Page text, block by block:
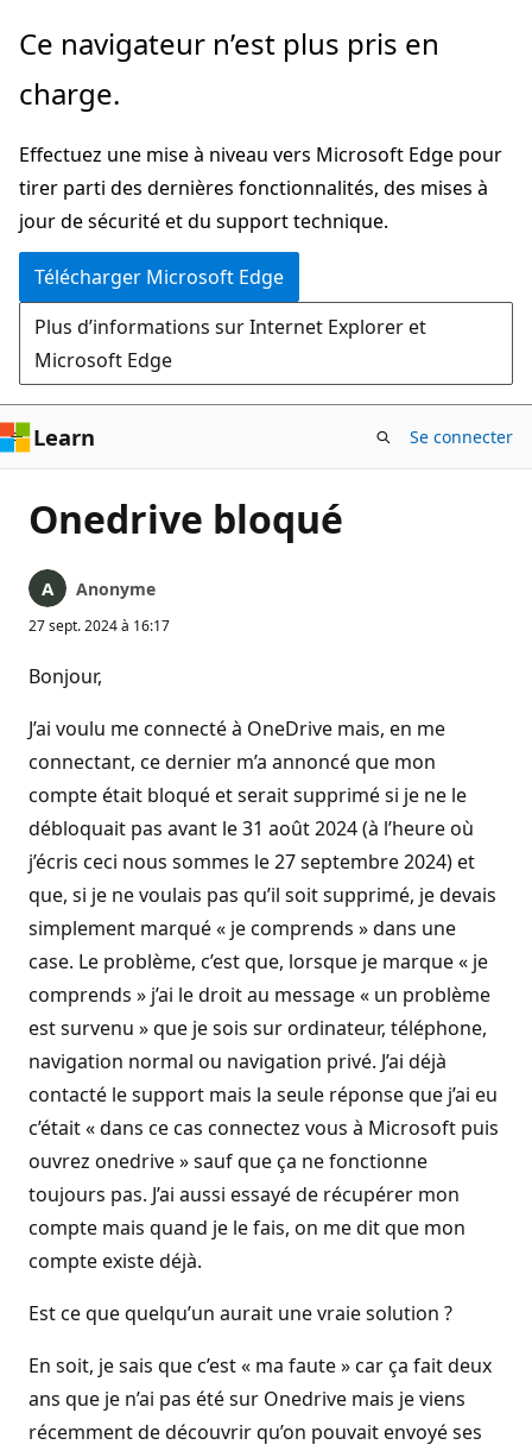
Passer
directement
au
principal
Ce navigateur n’est plus pris en
charge.
Effectuez une mise à niveau vers Microsoft Edge pour
tirer parti des dernières fonctionnalités, des mises à
jour de sécurité et du support technique.
Télécharger Microsoft Edge
Plus d’informations sur Internet Explorer et
Microsoft Edge
Learn Se connecter
Onedrive bloqué
Anonyme
27 sept. 2024 à 16:17
Bonjour,
J’ai voulu me connecté à OneDrive mais, en me
connectant, ce dernier m’a annoncé que mon
compte était bloqué et serait supprimé si je ne le
débloquait pas avant le 31 août 2024 (à l’heure où
j’écris ceci nous sommes le 27 septembre 2024) et
que, si je ne voulais pas qu’il soit supprimé, je devais
simplement marqué « je comprends » dans une
case. Le problème, c’est que, lorsque je marque « je
comprends » j’ai le droit au message « un problème
est survenu » que je sois sur ordinateur, téléphone,
navigation normal ou navigation privé. J’ai déjà
contacté le support mais la seule réponse que j’ai eu
c’était « dans ce cas connectez vous à Microsoft puis
ouvrez onedrive » sauf que ça ne fonctionne
toujours pas. J’ai aussi essayé de récupérer mon
compte mais quand je le fais, on me dit que mon
compte existe déjà.
Est ce que quelqu’un aurait une vraie solution ?
En soit, je sais que c’est « ma faute » car ça fait deux
ans que je n’ai pas été sur Onedrive mais je viens
récemment de découvrir qu’on pouvait envoyé ses